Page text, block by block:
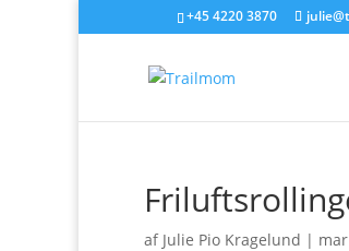
+45 4220 3870
af Julie Pio Kragelund |